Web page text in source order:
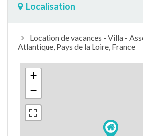
Localisation
Location de vacances - Villa -
Atlantique, Pays de la Loire, France
+
−